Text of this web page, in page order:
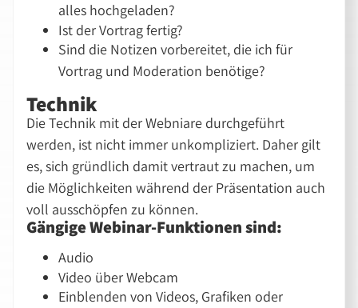
alles hochgeladen?
Ist der Vortrag fertig?
Sind die Notizen vorbereitet, die ich für
Vortrag und Moderation benötige?
Technik
Die Technik mit der Webniare durchgeführt
werden, ist nicht immer unkompliziert. Daher gilt
es, sich gründlich damit vertraut zu machen, um
die Möglichkeiten während der Präsentation auch
voll ausschöpfen zu können.
Gängige Webinar-Funktionen sind:
Audio
Video über Webcam
Einblenden von Videos, Grafiken oder